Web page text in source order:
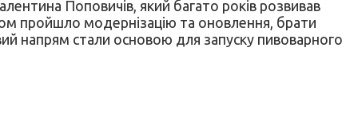
Поповичів, який багато років розвивав
пройшло модернізацію та оновлення, брати
напрям стали основою для запуску пивоварного